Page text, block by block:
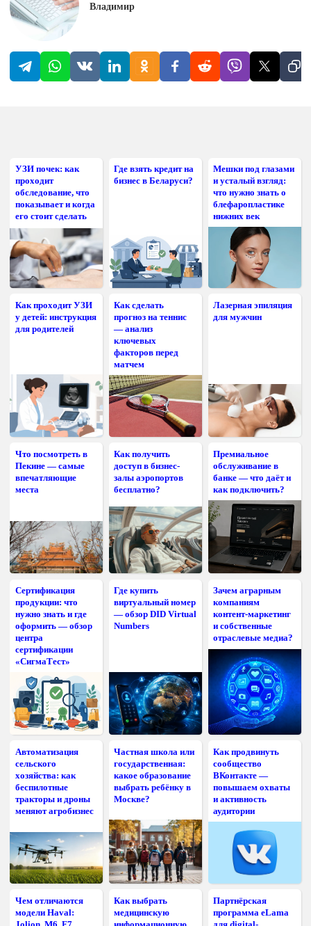
Владимир
УЗИ почек: как
проходит
обследование, что
показывает и когда
его стоит сделать
Где взять кредит на
бизнес в Беларуси?
Мешки под глазами
и усталый взгляд:
что нужно знать о
блефаропластике
нижних век
Как проходит УЗИ
у детей: инструкция
для родителей
Как сделать
прогноз на теннис
— анализ
ключевых
факторов перед
матчем
Лазерная эпиляция
для мужчин
Что посмотреть в
Пекине — самые
впечатляющие
места
Как получить
доступ в бизнес-
залы аэропортов
бесплатно?
Премиальное
обслуживание в
банке — что даёт и
как подключить?
Сертификация
продукции: что
нужно знать и где
оформить — обзор
центра
сертификации
«СигмаТест»
Где купить
виртуальный номер
— обзор DID Virtual
Numbers
Зачем аграрным
компаниям
контент-маркетинг
и собственные
отраслевые медиа?
Автоматизация
сельского
хозяйства: как
беспилотные
тракторы и дроны
меняют агробизнес
Частная школа или
государственная:
какое образование
выбрать ребёнку в
Москве?
Как продвинуть
сообщество
ВКонтакте —
повышаем охваты
и активность
аудитории
Чем отличаются
модели Haval:
Как выбрать
медицинскую
Партнёрская
программа eLama